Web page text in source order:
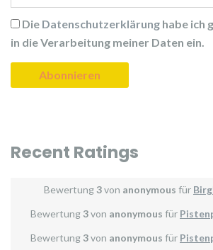
Die Datenschutzerklärung habe ich
in die Verarbeitung meiner Daten ein.
Recent Ratings
Bewertung 3von anonymous für
Bewertung 3von anonymous für
Bewertung 3von anonymous für